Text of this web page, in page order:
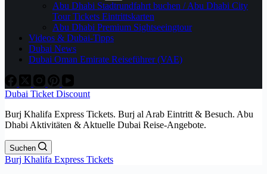
Abu Dhabi Stadtrundfahrt buchen / Abu Dhabi City
Tour Tickets Eintrittskarten
Abu Dhabi Premium Sightseeingtour
Videos & Dubai-Tipps
Dubai News
Dubai Oman Emirate Reiseführer (VAE)
Dubai Ticket Discount
Burj Khalifa Express Tickets. Burj al Arab Eintritt & Besuch. Abu
Dhabi Aktivitäten & Aktuelle Dubai Reise-Angebote.
Suchen
Burj Khalifa Express Tickets